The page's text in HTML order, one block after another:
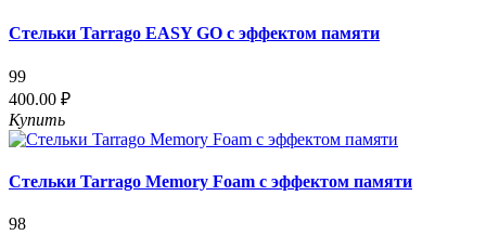
Стельки Tarrago EASY GO с эффектом памяти
99
400.00 ₽
Купить
Стельки Tarrago Memory Foam с эффектом памяти
98